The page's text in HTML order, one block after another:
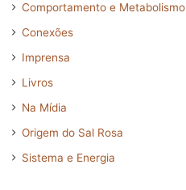
Comportamento e Metabolismo
Conexões
Imprensa
Livros
Na Mídia
Origem do Sal Rosa
Sistema e Energia